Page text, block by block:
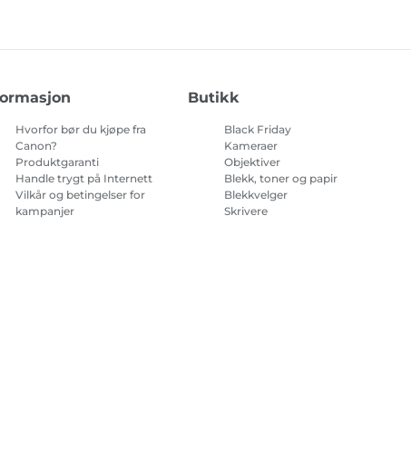
Hvorfor bør du kjøpe fra
Canon?
Produktgaranti
Handle trygt på Internett
Vilkår og betingelser for
kampanjer
Butikk
Black Friday
Kameraer
Objektiver
Blekk, toner og papir
Blekkvelger
Skrivere